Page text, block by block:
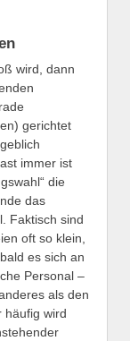
wird, dann
gerichtet
immer ist
die
das
Faktisch sind
oft so klein,
es sich an
Personal –
als den
häufig wird